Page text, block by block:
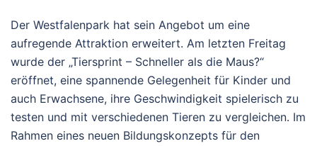
Der Westfalenpark hat sein Angebot um eine
aufregende Attraktion erweitert. Am letzten Freitag
wurde der „Tiersprint – Schneller als die Maus?“
eröffnet, eine spannende Gelegenheit für Kinder und
auch Erwachsene, ihre Geschwindigkeit spielerisch zu
testen und mit verschiedenen Tieren zu vergleichen. Im
Rahmen eines neuen Bildungskonzepts für den